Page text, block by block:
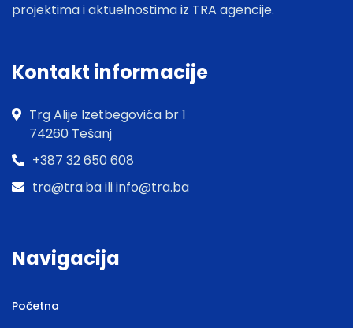
projektima i aktuelnostima iz TRA agencije.
Kontakt informacije
Trg Alije Izetbegovića br 1
74260 Tešanj
+387 32 650 608
tra@tra.ba ili info@tra.ba
Navigacija
Početna